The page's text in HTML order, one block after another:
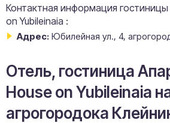
Контактная информация
on Yubileinaia :
Адрес: Юбилейная ул., 4,
Отель, гостиница
House on Yubileinaia
агрогородока